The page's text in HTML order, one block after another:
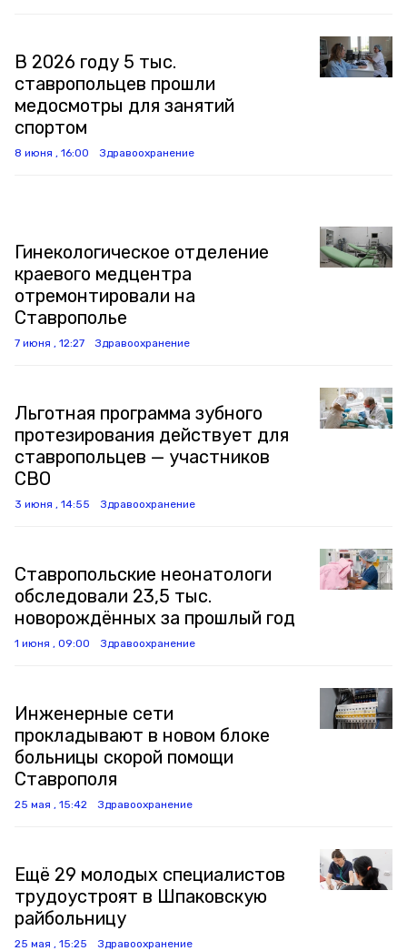
В 2026 году 5 тыс.
ставропольцев прошли
медосмотры для занятий
спортом
8 июня , 16:00 Здравоохранение
Гинекологическое отделение
краевого медцентра
отремонтировали на
Ставрополье
7 июня , 12:27 Здравоохранение
Льготная программа зубного
протезирования действует для
ставропольцев — участников
СВО
3 июня , 14:55 Здравоохранение
Ставропольские неонатологи
обследовали 23,5 тыс.
новорождённых за прошлый год
1 июня , 09:00 Здравоохранение
Инженерные сети
прокладывают в новом блоке
больницы скорой помощи
Ставрополя
25 мая , 15:42 Здравоохранение
Ещё 29 молодых специалистов
трудоустроят в Шпаковскую
райбольницу
25 мая , 15:25 Здравоохранение